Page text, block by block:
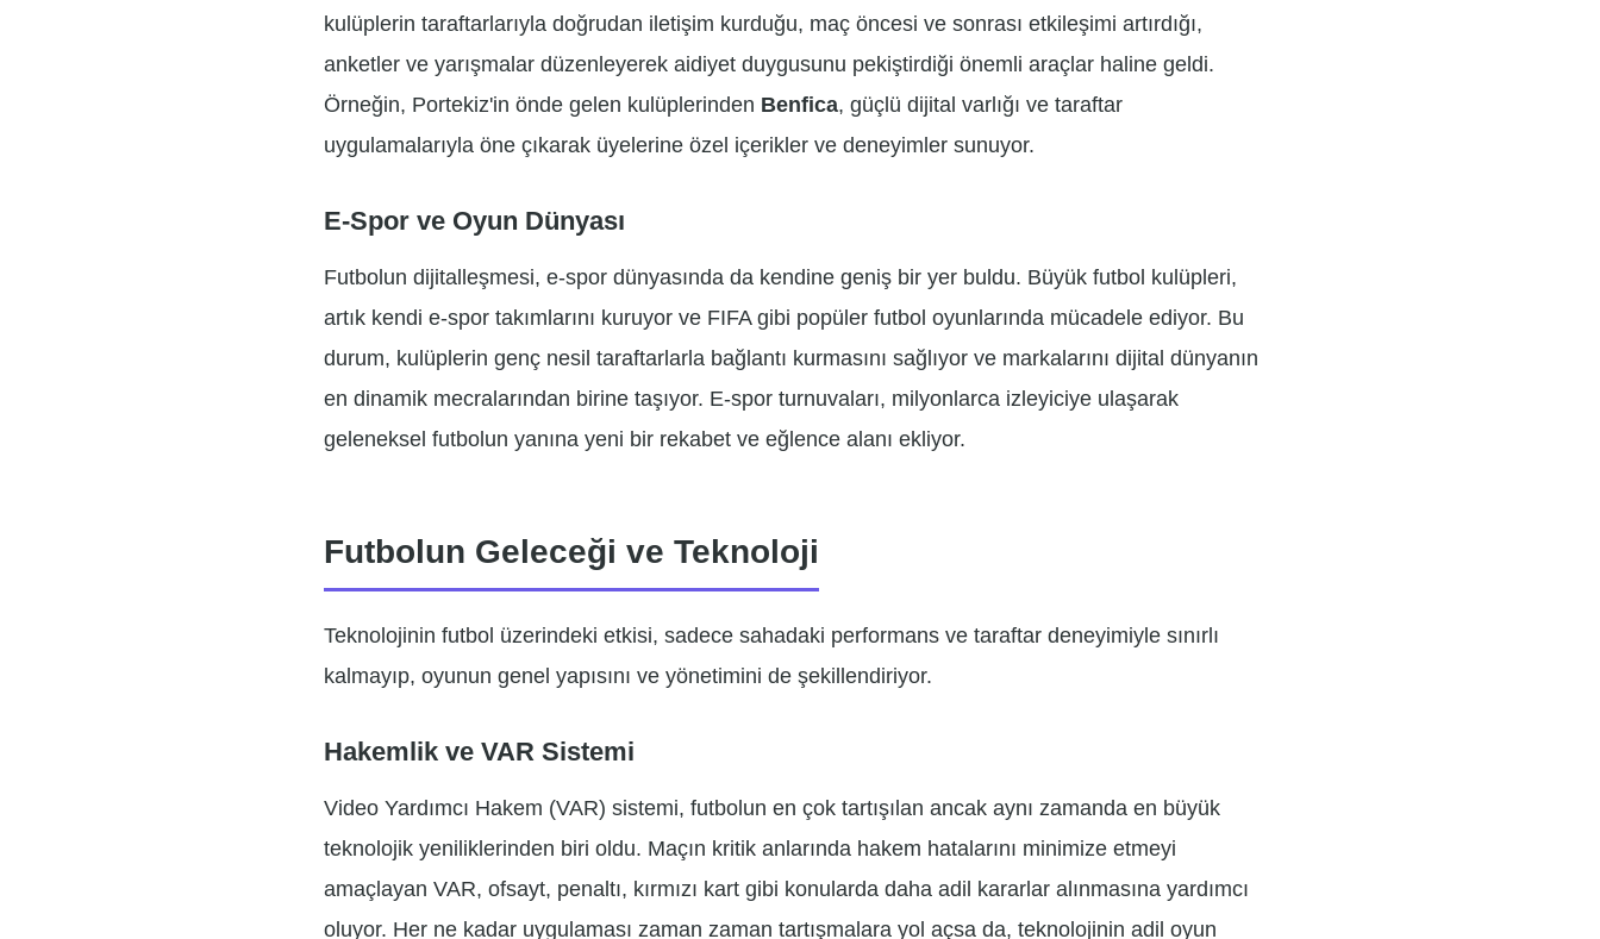
kulüplerin taraftarlarıyla doğrudan iletişim kurduğu, maç öncesi ve sonrası etkileşimi artırdığı,
anketler ve yarışmalar düzenleyerek aidiyet duygusunu pekiştirdiği önemli araçlar haline geldi.
Örneğin, Portekiz'in önde gelen kulüplerinden Benfica, güçlü dijital varlığı ve taraftar
uygulamalarıyla öne çıkarak üyelerine özel içerikler ve deneyimler sunuyor.
E-Spor ve Oyun Dünyası
Futbolun dijitalleşmesi, e-spor dünyasında da kendine geniş bir yer buldu. Büyük futbol kulüpleri,
artık kendi e-spor takımlarını kuruyor ve FIFA gibi popüler futbol oyunlarında mücadele ediyor. Bu
durum, kulüplerin genç nesil taraftarlarla bağlantı kurmasını sağlıyor ve markalarını dijital dünyanın
en dinamik mecralarından birine taşıyor. E-spor turnuvaları, milyonlarca izleyiciye ulaşarak
geleneksel futbolun yanına yeni bir rekabet ve eğlence alanı ekliyor.
Futbolun Geleceği ve Teknoloji
Teknolojinin futbol üzerindeki etkisi, sadece sahadaki performans ve taraftar deneyimiyle sınırlı
kalmayıp, oyunun genel yapısını ve yönetimini de şekillendiriyor.
Hakemlik ve VAR Sistemi
Video Yardımcı Hakem (VAR) sistemi, futbolun en çok tartışılan ancak aynı zamanda en büyük
teknolojik yeniliklerinden biri oldu. Maçın kritik anlarında hakem hatalarını minimize etmeyi
amaçlayan VAR, ofsayt, penaltı, kırmızı kart gibi konularda daha adil kararlar alınmasına yardımcı
oluyor. Her ne kadar uygulaması zaman zaman tartışmalara yol açsa da, teknolojinin adil oyun